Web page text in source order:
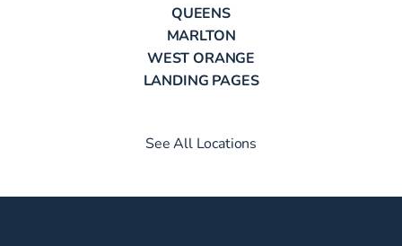
QUEENS
MARLTON
WEST ORANGE
LANDING PAGES
See All Locations